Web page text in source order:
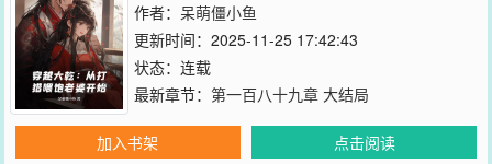
作者： 呆萌僵小鱼
更新时间：2025-11-25 17:42:43
状态：连载
最新章节： 第一百八十九章 大结局
加入书架
点击阅读